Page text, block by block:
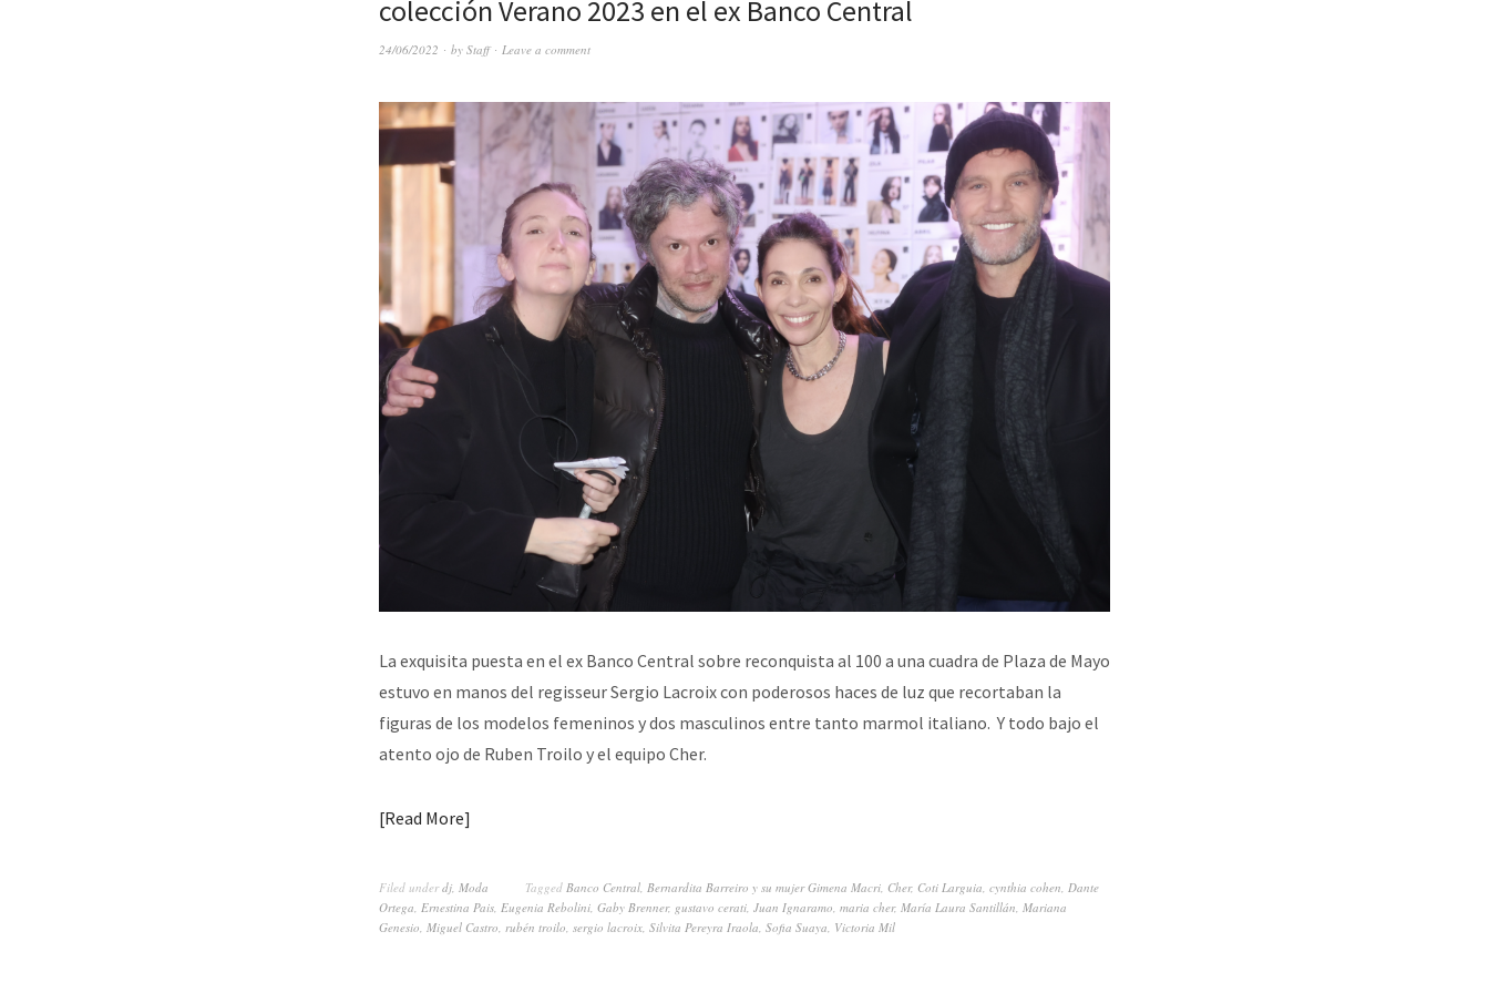
colección Verano 2023 en el ex Banco Central
24/06/2022 by Staff Leave a comment
La exquisita puesta en el ex Banco Central sobre reconquista al 100 a una cuadra de Plaza de Mayo
estuvo en manos del regisseur Sergio Lacroix con poderosos haces de luz que recortaban la
figuras de los modelos femeninos y dos masculinos entre tanto marmol italiano. Y todo bajo el
atento ojo de Ruben Troilo y el equipo Cher.
Read More
Filed underdj, Moda Tagged Banco Central, Bernardita Barreiro y su mujer Gimena Macri, Cher, Coti Larguia, cynthia cohen, Dante
Ortega, Ernestina Pais, Eugenia Rebolini, Gaby Brenner, gustavo cerati, Juan Ignaramo, maria cher, María Laura Santillán, Mariana
Genesio, Miguel Castro, rubén troilo, sergio lacroix, Silvita Pereyra Iraola, Sofia Suaya, Victoria Mil